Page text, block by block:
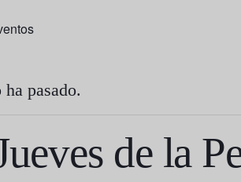
pasado.
de la